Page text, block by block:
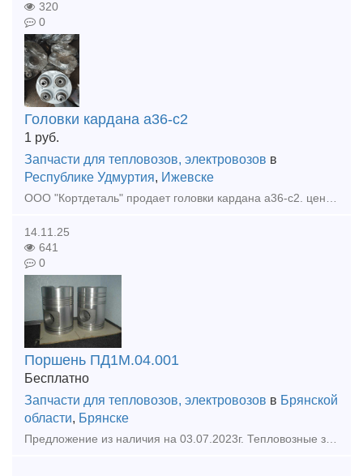
320
0
Головки кардана а36-с2
1 руб.
Запчасти для тепловозов, электровозов в
Республике Удмуртия, Ижевске
ООО "Кортдеталь" продает головки кардана а36-с2. цена с ндс. Оперативная отправка из Ижевска.
14.11.25
641
0
Поршень ПД1М.04.001
Бесплатно
Запчасти для тепловозов, электровозов в Брянской
области, Брянске
Предложение из наличия на 03.07.2023г. Тепловозные запчасти в ассортиментe из наличия Д50,Д49, 6ЧН 21\21,Д67 продукция на тепловозы ТЭМ2 ; ТГМ4; ТГМ 6 ; 2 ТЭ116 и др. № п\п Наименование продукц